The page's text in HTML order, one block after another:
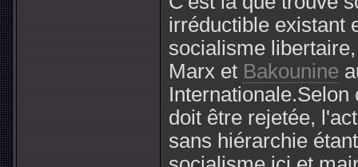
irréductible existant
socialisme
Marx et Bakounine
doit être rejetée,
sans hiérarchie